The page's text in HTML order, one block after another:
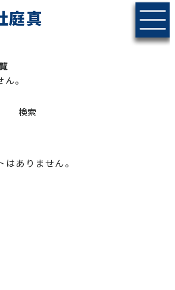
採・剪定なら合同会社庭真へ
庭真
。
検索
ありません。